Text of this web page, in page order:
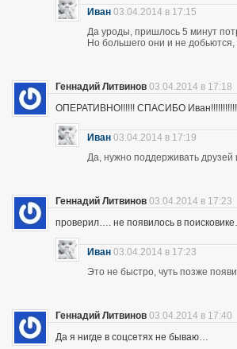
Иван 03.04.2014 в 17:15
Да уроды, пришлось 5 минут
Но большего они и не добьются,
Геннадий Литвинов 03.04.2014 в 17:18
ОПЕРАТИВНО!!!!!! СПАСИБО
Иван 03.04.2014 в 17:19
Да, нужно поддерживать друзей
Геннадий Литвинов 03.04.2014 в 17:23
проверил…. не появилось в
Иван 03.04.2014 в 17:23
Это не быстро, чуть позже
Геннадий Литвинов 03.04.2014 в 17:40
Да я нигде в соцсетях не бываю…